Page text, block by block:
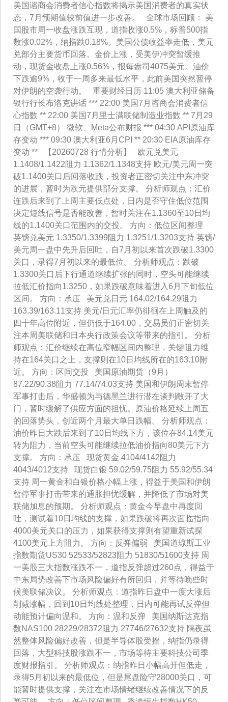
美国谘商会消费者信心指数将揭示美国消费者的真实状
态，7月预期值较前值进一步改善。 全球市场回顾： 美
国股市周一收盘涨跌互现，道指收涨0.5%，标普500指
数涨0.02%，纳指跌0.18%。美国公债收益率走低，美元
兑部分主要货币回落。金价上涨，受美伊冲突暂缓推
动，现货金收盘上涨0.56%，报每盎司4075美元。油价
下跌逾9%，收于一周多来最低水平，此前美国突然暂停
对伊朗的空袭行动。 重要财经日历 11:05 澳大利亚储备
银行行长布洛克讲话 *** 22:00 美国7月咨商会消费者信
心指数 ** 22:00 美国7月里士满联储制造业指数 ** 7月29
日（GMT+8） 微软、Meta公布财报 *** 04:30 API原油库
存变动 *** 09:30 澳大利亚6月CPI ** 20:30 EIA原油库存
变动 ** 【20260728 行情分析】 欧元兑美元
1.1408/1.1422阻力 1.1362/1.1348支持 欧元/美元周一突
破1.1400关口后回落收跌，投资者正密切关注中东冲突
的进展，暂时为欧元提供部分支撑。 分析师观点：汇价
连跌后来到了上周主要低点处，日内是否守住低位范围
决定短线信号是否能改善，暂时关注在1.1360至10日均
线的1.1400关口范围内的交投。 方向：低位区间整理
英镑兑美元 1.3350/1.3399阻力 1.3251/1.3203支持 英镑/
美元周一盘中先升后回吐，自7月初以来首次跌破1.3300
关口，录得7月初以来的最低位。 分析师观点：跌破
1.3300关口后下行通道继续扩张的同时，空头可能继续
拉低汇价指向1.3250，如果跌破意味着进入6月下旬低位
区间。 方向：承压 美元兑日元 164.02/164.29阻力
163.39/163.11支持 美元/日元汇率仍徘徊在上周触及的
四十年高位附近，但仍低于164.00，交易员们正密切关
注本周美联储和日本央行政策会议等带来的指引。 分析
师观点：汇价继续在高位窄幅区间内整理，关键阻力维
持在164关口之上，支撑则在10日均线所在的163.10附
近。 方向：区间交投 美国原油期货（9月）
87.22/90.38阻力 77.14/74.03支持 美国和伊朗周末暂停
军事打击后，华盛顿为与德黑兰进行潜在谈判敞开了大
门，暂时缓解了供应方面的担忧。原油价格延续上周五
的回落势头，创近两个月最大单日跌幅。 分析师观点：
油价昨日大跌后来到了10日均线下方，该位在84.14美元
转为阻力，当前空头可能继续拉低油价指向80美元下方
支撑。 方向：承压 现货黄金 4104/4142阻力
4043/4012支持 现货白银 59.02/59.75阻力 55.92/55.34
支持 周一黄金和白银价格小幅上涨，得益于美国和伊朗
暂停军事打击带来的通胀担忧缓解，并降低了市场对美
联储加息的预期。 分析师观点：黄金今早盘中再度回
吐，测试着10日均线的支撑，如果跌破将再次面临指向
4000美元关口的压力，如果获得支撑则有望重新试探
4100美元上方阻力。 方向：反弹偏弱 美国道琼斯工业
指数期货US30 52533/52823阻力 51830/51600支持 周
一美股三大指数涨跌不一，道指反弹超过260点，得益于
中东局势改善下市场风险偏好有所回归，并等待晚些时
候美联储决议。 分析师观点：道指昨日盘中一度大涨后
削减涨幅，回到10日均线处整理，日内可能再试反弹但
动能预计偏向温和。 方向：温和反弹 美国纳斯达克指
数NAS100 28229/28372阻力 27746/27632支持 隔夜虽
然整体风险偏好改善，但是半导体股受挫，纳指仍录得
回落，大型科技股涨跌不一，市场等待主要科技公司季
度财报指引。 分析师观点：纳指昨日小幅高开但低走，
录得5月初以来的最低位，但是尾盘险守28000关口，可
能暂时提供支撑，关注在市场情绪继续改善情况下的反